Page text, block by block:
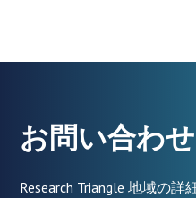
お問い合わせ
Research Triangle 地域の